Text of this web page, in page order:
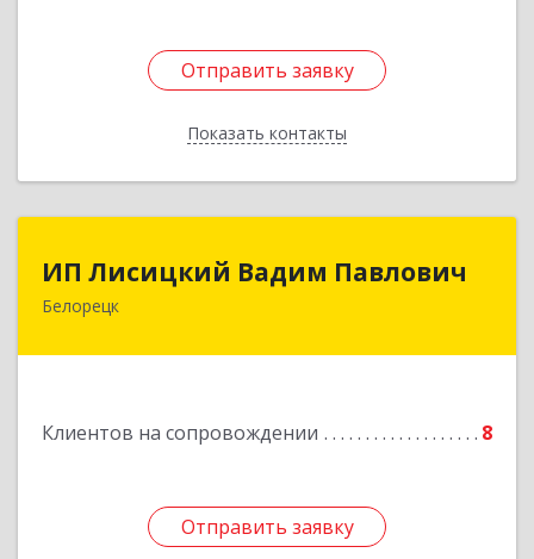
Отправить заявку
Показать контакты
Отправить заявку
Назад
ИП Лисицкий Вадим Павлович
Белорецк
Клиентов на сопровождении 8
Отправить заявку
ИП Лисицкий Вадим Павлович
453501, Башкортостан Респ, Белорецк г,
Отправить заявку